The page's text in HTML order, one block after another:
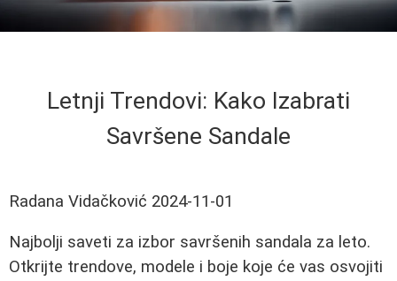
Letnji Trendovi: Kako Izabrati
Savršene Sandale
Radana Vidačković 2024-11-01
Najbolji saveti za izbor savršenih sandala za leto.
Otkrijte trendove, modele i boje koje će vas osvojiti